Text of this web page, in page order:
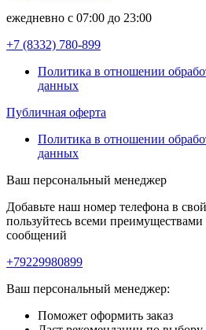
ежедневно с 07:00 до 23:00
+7 (8332) 780-899
Политика в отношении
данных
Публичная оферта
Политика в отношении
данных
Ваш персональный менеджер
Добавьте наш номер телефона в
пользуйтесь всеми
сообщений
+79229980899
Ваш персональный менеджер:
Поможет оформить заказ